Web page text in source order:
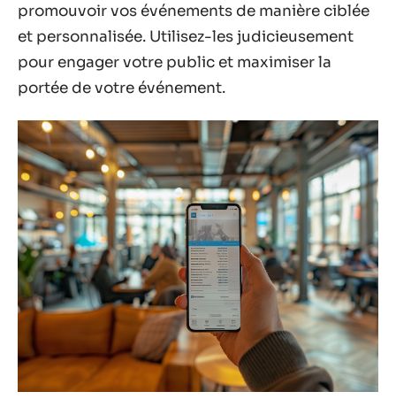
promouvoir vos événements de manière ciblée
et personnalisée. Utilisez-les judicieusement
pour engager votre public et maximiser la
portée de votre événement.